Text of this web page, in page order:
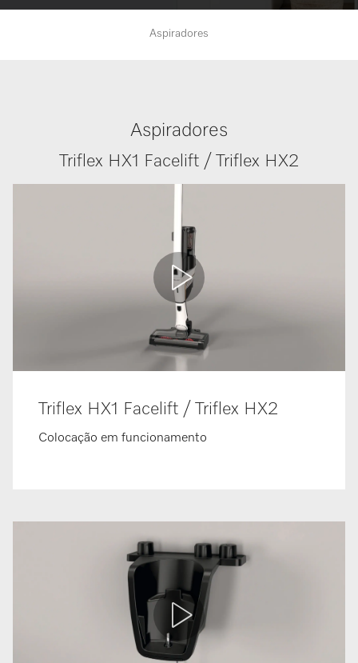
Aspiradores
Aspiradores
Triflex HX1 Facelift / Triflex HX2
Triflex HX1 Facelift / Triflex HX2
Colocação em funcionamento